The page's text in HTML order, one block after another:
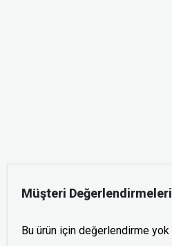
Müşteri Değerlendirmeleri
Bu ürün için değerlendirme yok